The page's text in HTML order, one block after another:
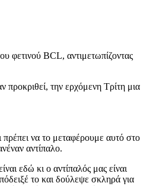
φετινού BCL, αντιμετωπίζοντας
την ερχόμενη Τρίτη μια
να το μεταφέρουμε αυτό στο
αντίπαλο.
εδώ κι ο αντίπαλός μας είναι
το και δούλεψε σκληρά για